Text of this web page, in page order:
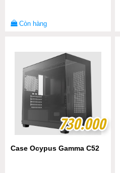
Còn hàng
730.000
730.000
Case Ocypus Gamma C52